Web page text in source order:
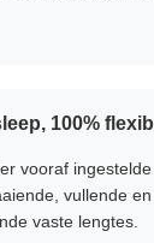
100%
vooraf
vullende
vaste lengtes.